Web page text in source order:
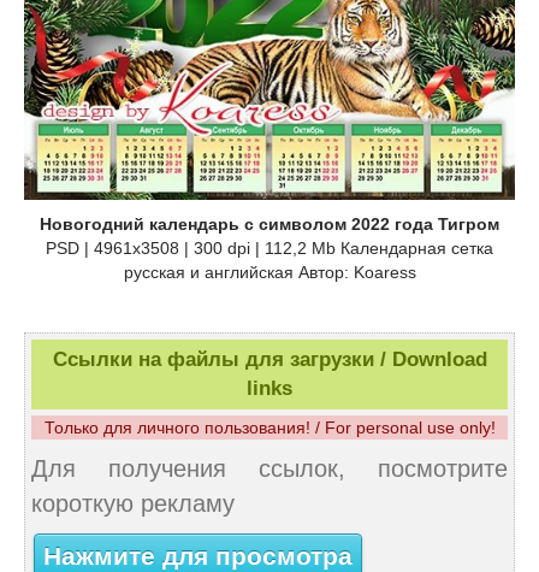
Новогодний календарь с символом 2022 года Тигром
PSD | 4961x3508 | 300 dpi | 112,2 Mb Календарная сетка
русская и английская Автор: Koaress
Ссылки на файлы для загрузки / Download
links
Только для личного пользования! / For personal use only!
Для получения ссылок, посмотрите
короткую рекламу
Нажмите для просмотра